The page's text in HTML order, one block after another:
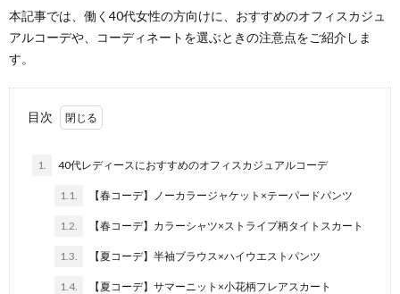
本記事では、働く40代女性の方向けに、おすすめのオフィスカジュ
アルコーデや、コーディネートを選ぶときの注意点をご紹介しま
す。
目次
1. 40代レディースにおすすめのオフィスカジュアルコーデ
1.1. 【春コーデ】ノーカラージャケット×テーパードパンツ
1.2. 【春コーデ】カラーシャツ×ストライプ柄タイトスカート
1.3. 【夏コーデ】半袖ブラウス×ハイウエストパンツ
1.4. 【夏コーデ】サマーニット×小花柄フレアスカート